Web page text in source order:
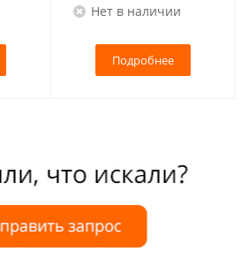
Нет в наличии
Подробнее